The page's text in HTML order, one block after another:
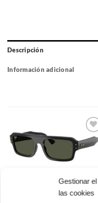
Gestionar
las cookies
Descripción
Información adicional
Gafas
de sol
Ray Ban RB 4454
667731 56 Lukas